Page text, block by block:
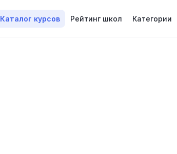
Каталог курсов Рейтинг школ Категории